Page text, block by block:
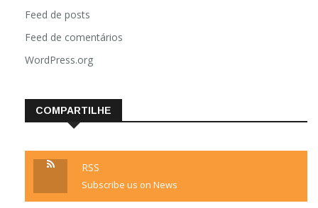
Feed de posts
Feed de comentários
WordPress.org
COMPARTILHE
RSS
Subscribe us on News